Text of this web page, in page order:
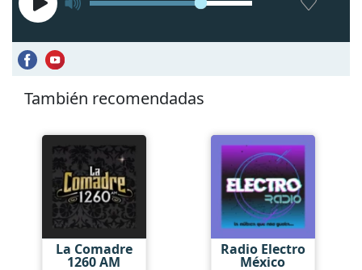
También recomendadas
La Comadre
1260 AM
Radio Electro
México